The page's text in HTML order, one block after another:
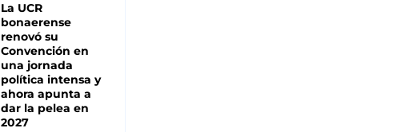
La UCR
bonaerense
renovó su
Convención en
una jornada
política intensa y
ahora apunta a
dar la pelea en
2027